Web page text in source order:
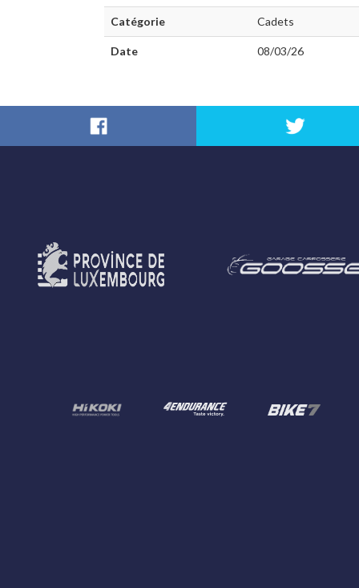
Catégorie Cadets
Date 08/03/26